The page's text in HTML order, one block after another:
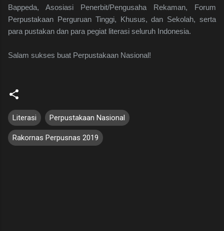
Bappeda, Asosiasi Penerbit/Pengusaha Rekaman, Forum
Perpustakaan Perguruan Tinggi, Khusus, dan Sekolah, serta
para pustakan dan para pegiat literasi seluruh Indonesia.
Salam sukses buat Perpustakaan Nasional!
Literasi Perpustakaan Nasional
Rakornas Perpusnas 2019